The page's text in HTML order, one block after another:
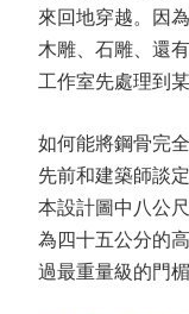
來回地穿越。因
木雕、石雕、還
工作室先處理到
如何能將鋼骨完
先前和建築師談
本設計圖中八公
為四十五公分的
過最重量級的門楣